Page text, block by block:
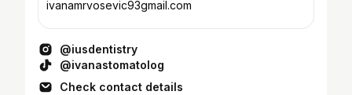
ivanamrvosevic93gmail.com
@iusdentistry
@ivanastomatolog
Check contact details